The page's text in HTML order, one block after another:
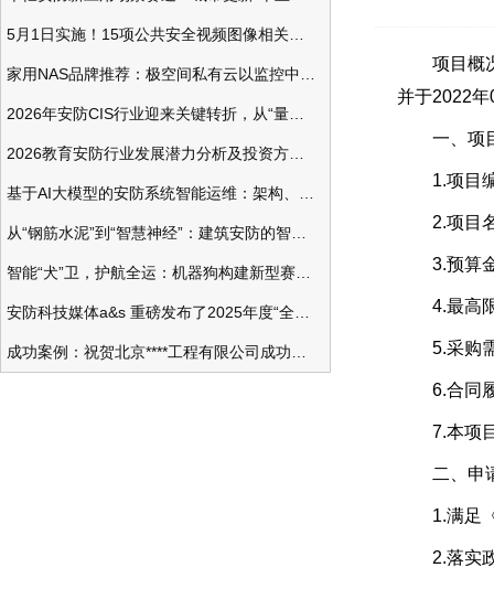
项目概况
并于2022
一、项
1.项目编
2.项目名
3.预算金
4.最高限
5.采购需
6.合同履
7.本项目
二、申请
1.满足《
2.落实政